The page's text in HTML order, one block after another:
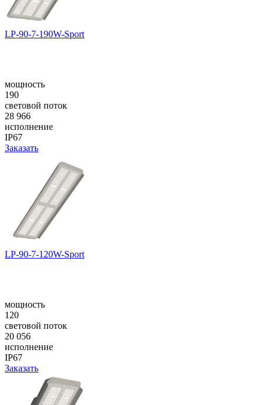
LP-90-7-190W-Sport
мощность
190
световой поток
28 966
исполнение
IP67
Заказать
LP-90-7-120W-Sport
мощность
120
световой поток
20 056
исполнение
IP67
Заказать